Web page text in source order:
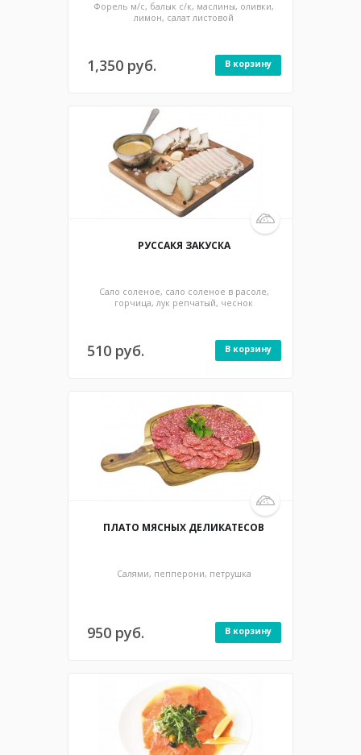
Форель м/с, балык с/к, маслины, оливки,
лимон, салат листовой
1,350 руб. В корзину
РУССАКЯ ЗАКУСКА
Сало соленое, сало соленое в расоле,
горчица, лук репчатый, чеснок
510 руб. В корзину
ПЛАТО МЯСНЫХ ДЕЛИКАТЕСОВ
Салями, пепперони, петрушка
950 руб. В корзину